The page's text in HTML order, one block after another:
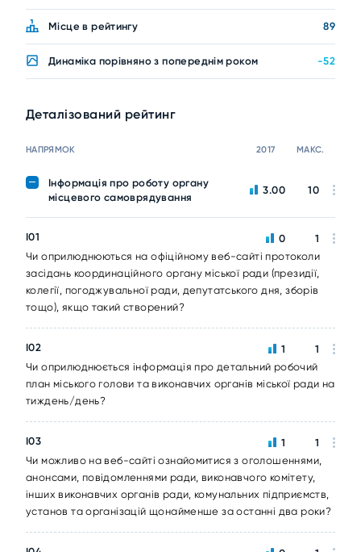
Місце в рейтингу 89
Динаміка порівняно з попереднім роком -52
Деталізований рейтинг
НАПРЯМОК 2017 МАКС.
Інформація про роботу органу
місцевого самоврядування
3.00 10
I01
Чи оприлюднюються на офіційному веб-сайті протоколи
засідань координаційного органу міської ради (президії,
колегії, погоджувальної ради, депутатського дня, зборів
тощо), якщо такий створений?
0 1
I02
Чи оприлюднюється інформація про детальний робочий
план міського голови та виконавчих органів міської ради на
тиждень/день?
1 1
I03
Чи можливо на веб-сайті ознайомитися з оголошеннями,
анонсами, повідомленнями ради, виконавчого комітету,
інших виконавчих органів ради, комунальних підприємств,
установ та організацій щонайменше за останні два роки?
1 1